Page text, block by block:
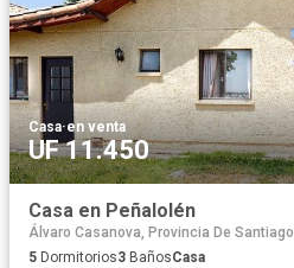
Casa·en venta
UF 11.450
Casa en Peñalolén
Álvaro Casanova, Provincia De Santiago
5 Dormitorios3 BañosCasa